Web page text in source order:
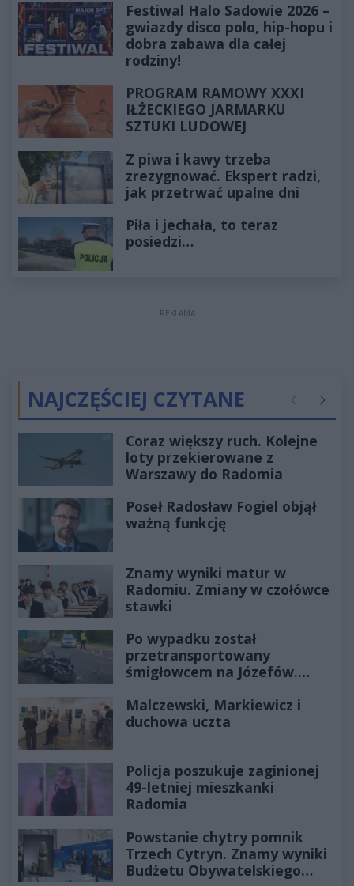
Festiwal Halo Sadowie 2026 –
gwiazdy disco polo, hip-hopu i
dobra zabawa dla całej
rodziny!
PROGRAM RAMOWY XXXI
IŁŻECKIEGO JARMARKU
SZTUKI LUDOWEJ
Z piwa i kawy trzeba
zrezygnować. Ekspert radzi,
jak przetrwać upalne dni
Piła i jechała, to teraz
posiedzi…
REKLAMA
NAJCZĘŚCIEJ CZYTANE Poprzednie
Coraz większy ruch. Kolejne
loty przekierowane z
Warszawy do Radomia
Poseł Radosław Fogiel objął
ważną funkcję
Znamy wyniki matur w
Radomiu. Zmiany w czołówce
stawki
Po wypadku został
przetransportowany
śmigłowcem na Józefów.
Malczewski, Markiewicz i
duchowa uczta
Policja poszukuje zaginionej
49-letniej mieszkanki
Radomia
Powstanie chytry pomnik
Trzech Cytryn. Znamy wyniki
Budżetu Obywatelskiego